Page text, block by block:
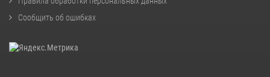
Сообщить об ошибках